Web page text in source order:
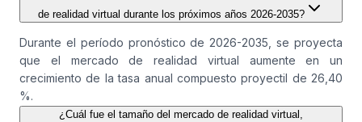
de realidad virtual durante los próximos años 2026-2035?
Durante el período pronóstico de 2026-2035, se proyecta
que el mercado de realidad virtual aumente en un
crecimiento de la tasa anual compuesto proyectil de 26,40
%.
¿Cuál fue el tamaño del mercado de realidad virtual,